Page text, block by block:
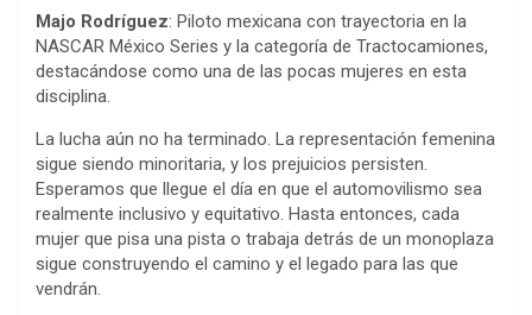
Majo Rodríguez: Piloto mexicana con trayectoria en la
NASCAR México Series y la categoría de Tractocamiones,
destacándose como una de las pocas mujeres en esta
disciplina.
La lucha aún no ha terminado. La representación femenina
sigue siendo minoritaria, y los prejuicios persisten.
Esperamos que llegue el día en que el automovilismo sea
realmente inclusivo y equitativo. Hasta entonces, cada
mujer que pisa una pista o trabaja detrás de un monoplaza
sigue construyendo el camino y el legado para las que
vendrán.